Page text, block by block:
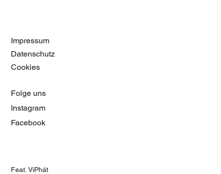
Impressum
Datenschutz
Cookies
Folge uns
Instagram
Facebook
Feat. ViPhát